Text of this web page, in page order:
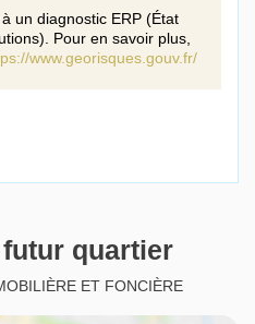
un diagnostic ERP (État
Pour en savoir plus,
www.georisques.gouv.fr/
quartier
ET FONCIÈRE